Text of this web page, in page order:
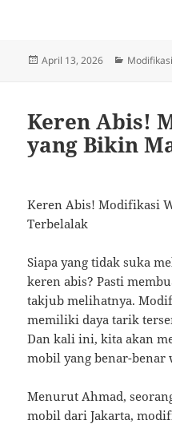
Posted
April 13, 2026 Categories
Keren Abis!
yang Bikin
Keren Abis! Modifikasi
Terbelalak
Siapa yang tidak suka
keren abis? Pasti
takjub melihatnya.
memiliki daya tarik
Dan kali ini, kita akan
mobil yang benar-benar
Menurut Ahmad,
mobil dari Jakarta,